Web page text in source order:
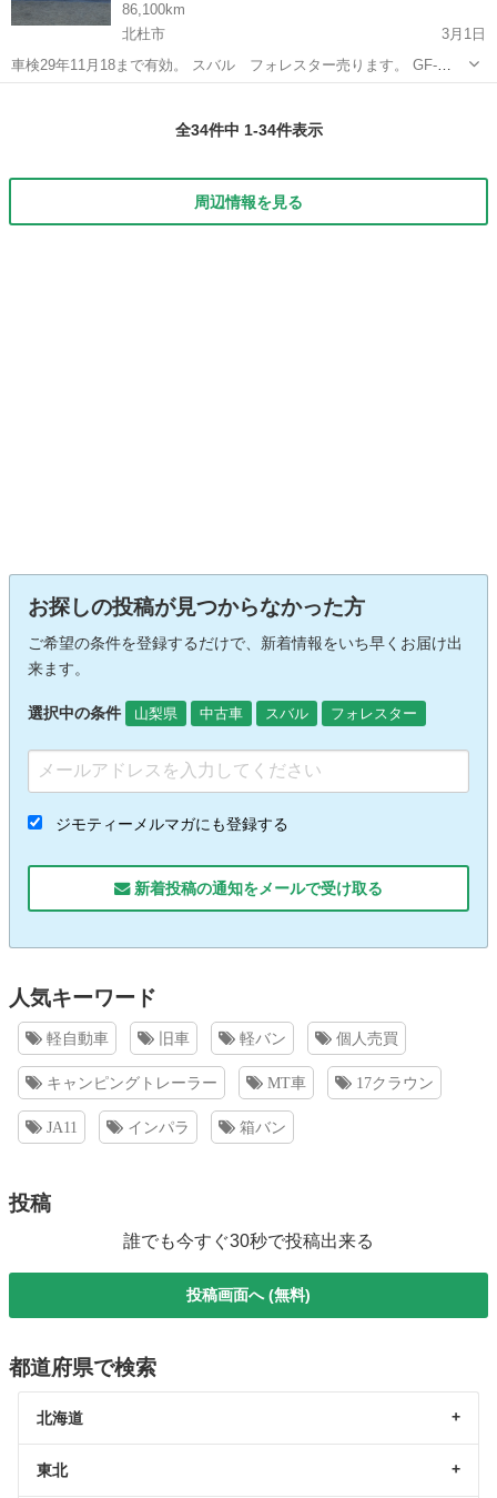
86,100km
北杜市
3月1日
車検29年11月18まで有効。 スバル フォレスター売ります。 GF-
SF5 S/tb 4wd ATフルノーマルになります。 走行距離 約86100キ
全34件中 1-34件表示
周辺情報を見る
お探しの投稿が見つからなかった方
ご希望の条件を登録するだけで、新着情報をいち早くお届け出
来ます。
選択中の条件 山梨県 中古車 スバル フォレスター
ジモティーメルマガにも登録する
新着投稿の通知をメールで受け取る
人気キーワード
軽自動車 旧車 軽バン 個人売買
キャンピングトレーラー MT車 17クラウン
JA11 インパラ 箱バン
投稿
誰でも今すぐ30秒で投稿出来る
投稿画面へ (無料)
都道府県で検索
北海道
東北